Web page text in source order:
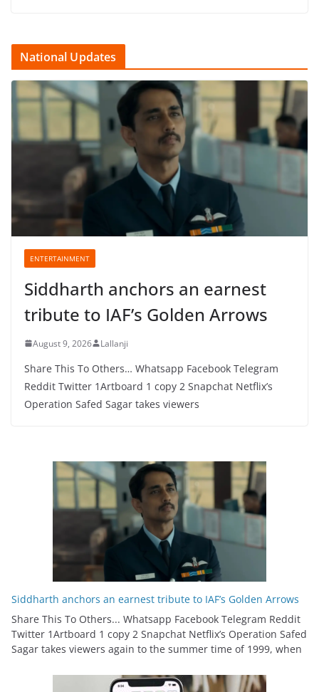
National Updates
ENTERTAINMENT
Siddharth anchors an earnest
tribute to IAF’s Golden Arrows
August 9, 2026 Lallanji
Share This To Others… Whatsapp Facebook Telegram
Reddit Twitter 1Artboard 1 copy 2 Snapchat Netflix’s
Operation Safed Sagar takes viewers
Siddharth anchors an earnest tribute to IAF’s Golden Arrows
Share This To Others... Whatsapp Facebook Telegram Reddit
Twitter 1Artboard 1 copy 2 Snapchat Netflix’s Operation Safed
Sagar takes viewers again to the summer time of 1999, when